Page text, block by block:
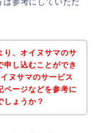
り、オイヌサマのサ
申し込むことができ
ヌサマのサービス
ページなどを参考に
しょうか？